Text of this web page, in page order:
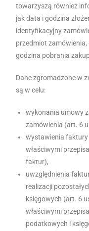
towarzyszą również
jak data i godzina
identyfikacyjny
przedmiot zamówienia,
godzina pobrania
Dane zgromadzone w
są w celu:
wykonania umowy
zamówienia (art. 6
wystawienia faktury
właściwymi
faktur),
uwzględnienia
realizacji
księgowych (art. 6
właściwymi
podatkowych i